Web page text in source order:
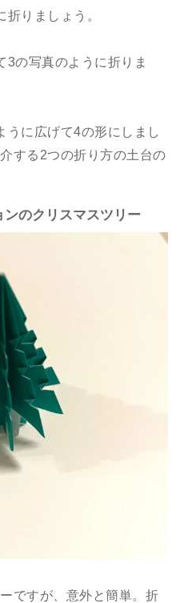
りましょう。
3の写真のように折りま
うに広げて4の形にしまし
する2つの折り方の土台の
ンのクリスマスツリー
ですが、意外と簡単。折